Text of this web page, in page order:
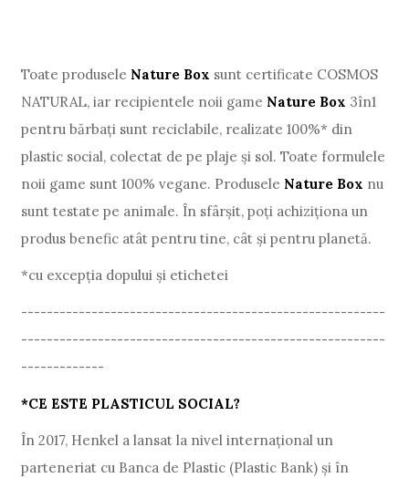
Toate produsele Nature Box sunt certificate COSMOS
NATURAL, iar recipientele noii game Nature Box 3în1
pentru bărbați sunt reciclabile, realizate 100%* din
plastic social, colectat de pe plaje și sol. Toate formulele
noii game sunt 100% vegane. Produsele Nature Box nu
sunt testate pe animale. În sfârșit, poți achiziționa un
produs benefic atât pentru tine, cât și pentru planetă.
*cu excepția dopului și etichetei
---------------------------------------------------------
---------------------------------------------------------
-------------
*CE ESTE PLASTICUL SOCIAL?
În 2017, Henkel a lansat la nivel internațional un
parteneriat cu Banca de Plastic (Plastic Bank) și în